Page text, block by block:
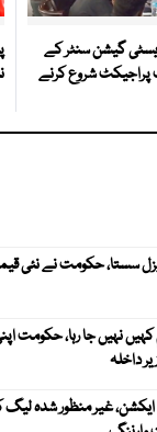
گیشن سنٹر کے
پراجیکٹ شروع کرنے
سستا، حکومت نے نئی
کہیں نہیں جا رہا، حکومت
داخلہ
غیر منظور شدہ لیگ